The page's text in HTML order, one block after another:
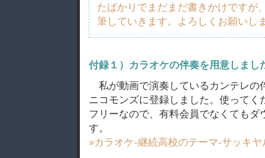
たばかりでまだまだ書きかけですが
筆していきます。よろしくお願いし
付録１）カラオケの伴奏を用意しまし
私が動画で演奏しているカンテレの
ニコモンズに登録しました。使って
フリーなので、有料会員でなくてもダ
す。
»カラオケ-継続高校のテーマ-サッキ